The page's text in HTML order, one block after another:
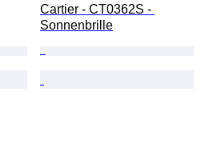
Cartier - CT0362S -
Sonnenbrille